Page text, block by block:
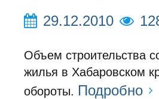
29.12.2010
Объем строительства
жилья в Хабаровском
обороты. Подробно